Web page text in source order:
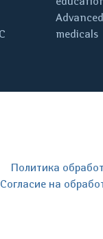
medicals
Политика
Согласие на